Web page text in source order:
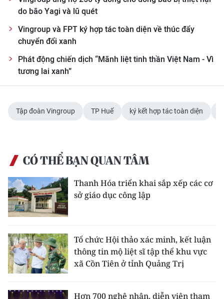
do bão Yagi và lũ quét
Vingroup và FPT ký hợp tác toàn diện về thúc đẩy
chuyển đổi xanh
Phát động chiến dịch “Mãnh liệt tinh thần Việt Nam - Vì
tương lai xanh”
Tập đoàn Vingroup TP Huế ký kết hợp tác toàn diện
CÓ THỂ BẠN QUAN TÂM
Thanh Hóa triển khai sắp xếp các cơ
sở giáo dục công lập
Tổ chức Hội thảo xác minh, kết luận
thông tin mộ liệt sĩ tập thể khu vực
xã Cồn Tiên ở tỉnh Quảng Trị
Hơn 700 nghệ nhân, diễn viên tham